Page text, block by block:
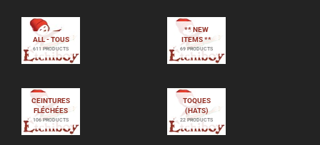
ALL - TOUS
611 PRODUCTS
** NEW
ITEMS **
69 PRODUCTS
CEINTURES
FLÉCHÉES
106 PRODUCTS
TOQUES
(HATS)
22 PRODUCTS